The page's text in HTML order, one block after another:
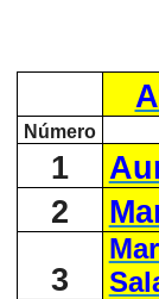
Número
1
2
3